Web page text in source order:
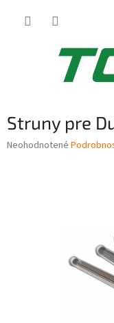
Struny pre
Priemerné
Neohodnotené